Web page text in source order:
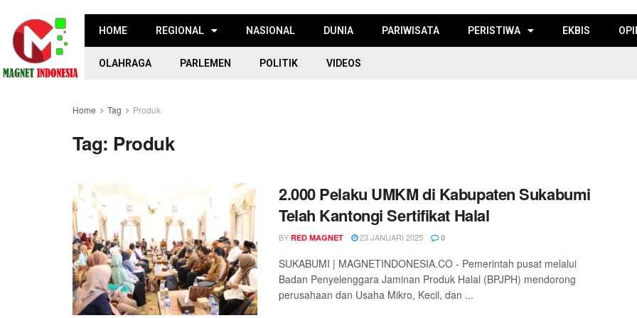
HOME REGIONAL NASIONAL DUNIA PARIWISATA PERISTIWA EKBIS
OLAHRAGA PARLEMEN POLITIK VIDEOS
Home Tag Produk
Tag: Produk
2.000 Pelaku UMKM di Kabupaten Sukabumi
Telah Kantongi Sertifikat Halal
BY RED MAGNET 23 JANUARI 2025 0
SUKABUMI | MAGNETINDONESIA.CO - Pemerintah pusat melalui
Badan Penyelenggara Jaminan Produk Halal (BPJPH) mendorong
perusahaan dan Usaha Mikro, Kecil, dan ...